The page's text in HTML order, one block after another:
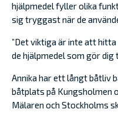
hjälpmedel fyller olika
sig tryggast när de
”Det viktiga är inte att
de hjälpmedel som gör dig
Annika har ett långt båtliv
båtplats på Kungsholmen
Mälaren och Stockholms